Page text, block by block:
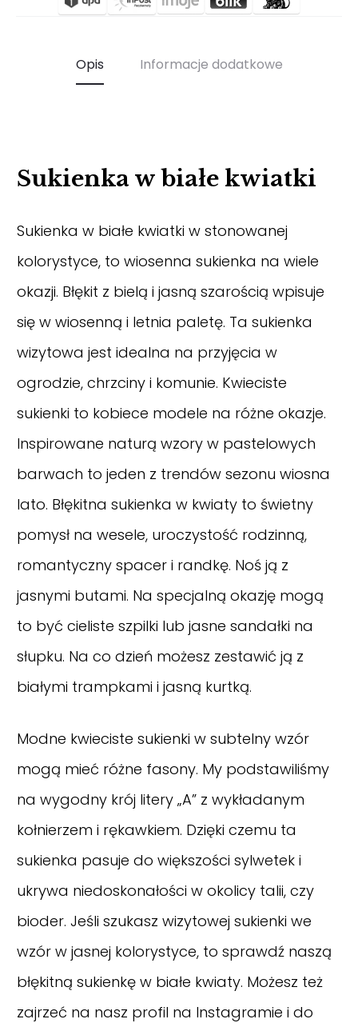
Opis Informacje dodatkowe
Sukienka w białe kwiatki
Sukienka w białe kwiatki w stonowanej
kolorystyce, to wiosenna sukienka na wiele
okazji. Błękit z bielą i jasną szarością wpisuje
się w wiosenną i letnia paletę. Ta sukienka
wizytowa jest idealna na przyjęcia w
ogrodzie, chrzciny i komunie. Kwieciste
sukienki to kobiece modele na różne okazje.
Inspirowane naturą wzory w pastelowych
barwach to jeden z trendów sezonu wiosna
lato. Błękitna sukienka w kwiaty to świetny
pomysł na wesele, uroczystość rodzinną,
romantyczny spacer i randkę. Noś ją z
jasnymi butami. Na specjalną okazję mogą
to być cieliste szpilki lub jasne sandałki na
słupku. Na co dzień możesz zestawić ją z
białymi trampkami i jasną kurtką.
Modne kwieciste sukienki w subtelny wzór
mogą mieć różne fasony. My podstawiliśmy
na wygodny krój litery „A” z wykładanym
kołnierzem i rękawkiem. Dzięki czemu ta
sukienka pasuje do większości sylwetek i
ukrywa niedoskonałości w okolicy talii, czy
bioder. Jeśli szukasz wizytowej sukienki we
wzór w jasnej kolorystyce, to sprawdź naszą
błękitną sukienkę w białe kwiaty. Możesz też
zajrzeć na nasz profil na Instagramie i do